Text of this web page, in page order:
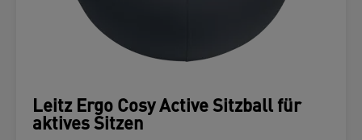
Leitz Ergo Cosy Active Sitzball für
aktives Sitzen